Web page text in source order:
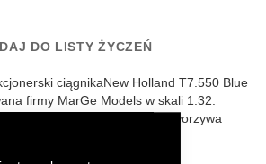
DO LISTY ŻYCZEŃ
ciągnikaNew Holland T7.550 Blue
firmy MarGe Models w skali 1:32.
z elementami z tworzywa